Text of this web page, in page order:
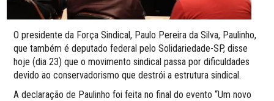
O presidente da Força Sindical, Paulo Pereira da Silva, Paulinho,
que também é deputado federal pelo Solidariedade-SP, disse
hoje (dia 23) que o movimento sindical passa por dificuldades
devido ao conservadorismo que destrói a estrutura sindical.
A declaração de Paulinho foi feita no final do evento “Um novo